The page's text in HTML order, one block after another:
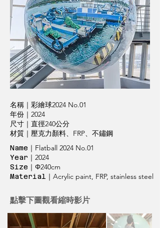
名稱｜彩繪球2024 No.01
年份｜2024
尺寸｜直徑240公分
材質｜壓克力顏料、FRP、不鏽鋼
Name ｜Flatball 2024 No.01
Year ｜2024
Size ｜Φ240cm
Material ｜Acrylic paint, FRP, stainless steel
​點擊下圖觀看縮時影片